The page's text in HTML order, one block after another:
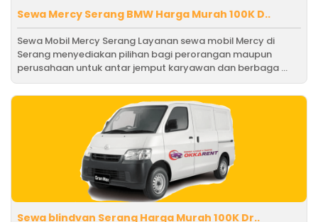
Sewa Mercy Serang BMW Harga Murah 100K D..
Sewa Mobil Mercy Serang Layanan sewa mobil Mercy di
Serang menyediakan pilihan bagi perorangan maupun
perusahaan untuk antar jemput karyawan dan berbaga ...
Sewa blindvan Serang Harga Murah 100K Dr..